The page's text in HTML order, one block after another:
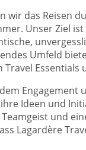
wir das Reisen
Unser Ziel
Umfeld
Essentials
Engagement
Ideen und
und
Lagardère